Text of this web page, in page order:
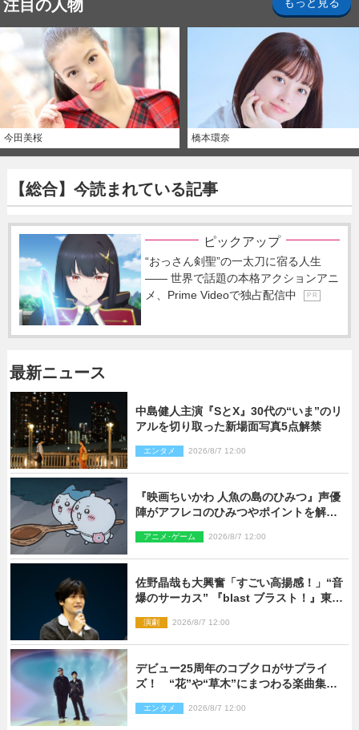
注目の人物 もっと見る
今田美桜 橋本環奈
【総合】今読まれている記事
ピックアップ
“おっさん剣聖”の一太刀に宿る人生
―― 世界で話題の本格アクションアニ
メ、Prime Videoで独占配信中
P R
最新ニュース
中島健人主演『SとX』30代の“いま”のリ
アルを切り取った新場面写真5点解禁
エンタメ 2026/8/7 12:00
『映画ちいかわ 人魚の島のひみつ』声優
陣がアフレコのひみつやポイントを解
アニメ･ゲーム 2026/8/7 12:00
佐野晶哉も大興奮「すごい高揚感！」“音
爆のサーカス” 『blast ブラスト！』東京
演劇 2026/8/7 12:00
デビュー25周年のコブクロがサプライ
ズ！ “花”や“草木”にまつわる楽曲集め
信リリース
エンタメ 2026/8/7 12:00